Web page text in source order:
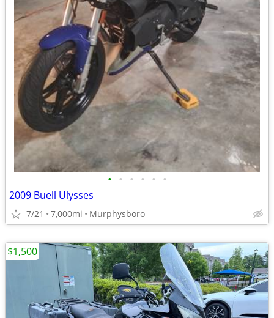
• • • • • •
2009 Buell Ulysses
7/21 7,000mi Murphysboro
$1,500